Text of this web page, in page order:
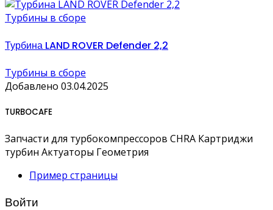
Турбины в сборе
Турбина LAND ROVER Defender 2,2
Турбины в сборе
Добавлено 03.04.2025
TURBOCAFE
Запчасти для турбокомпрессоров CHRA Картриджи
турбин Актуаторы Геометрия
Пример страницы
Войти